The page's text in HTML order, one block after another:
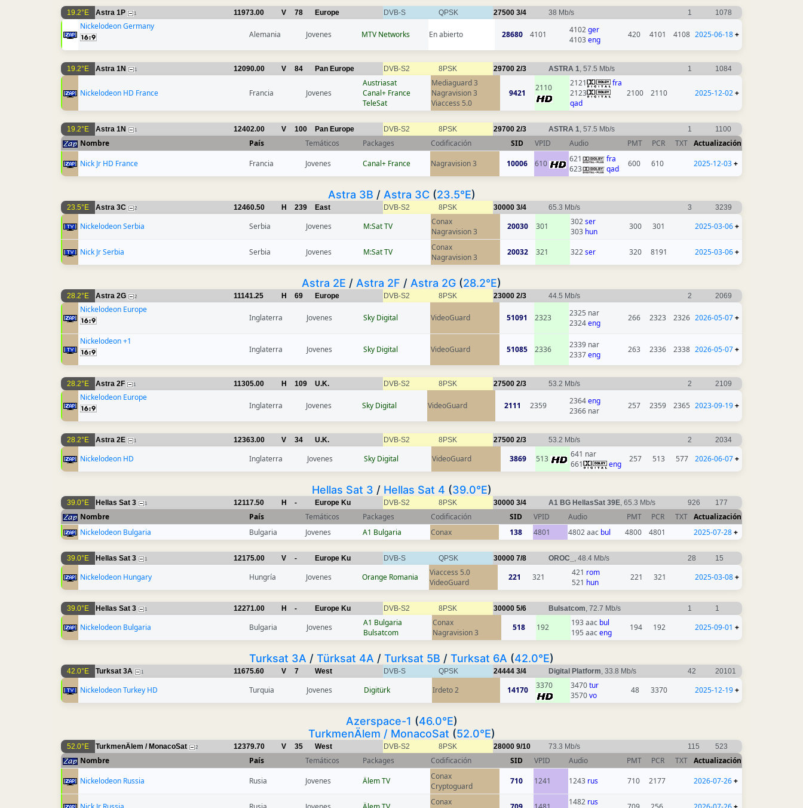
19.2°E Astra 1P 1 11973.00 V 78 Europe DVB-S QPSK 27500 3/4 38 Mb/s 1 1078
Nickelodeon Germany
Alemania
Jovenes MTV Networks En abierto 28680 4101 4102ger
4103eng
420 4101 4108 2025-06-18+
19.2°E Astra 1N 1 12090.00 V 84 Pan Europe DVB-S2 8PSK 29700 2/3 ASTRA 1, 57.5 Mb/s 1 1084
Nickelodeon HD France Francia Jovenes
Austriasat
Canal+ France
TeleSat
Mediaguard 3
Nagravision 3
Viaccess 5.0
9421
2110 2121
fra
2123
qad
2100 2110 2025-12-02+
19.2°E Astra 1N 1 12402.00 V 100 Pan Europe DVB-S2 8PSK 29700 2/3 ASTRA 1, 57.5 Mb/s 1 1100
Nombre País Temáticos Packages Codificación SID VPID Audio PMT PCR TXT Actualización
Nick Jr HD France
Francia Jovenes Canal+ France Nagravision 3 10006 610 621
fra
623
qad
600 610 2025-12-03+
Astra 3B / Astra 3C (23.5°E)
23.5°E Astra 3C 2 12460.50 H 239 East DVB-S2 8PSK 30000 3/4 65.3 Mb/s 3 3239
Nickelodeon Serbia Serbia Jovenes M:Sat TV
Conax
Nagravision 3
20030 301 302ser
303 hun
300 301 2025-03-06+
Nick Jr Serbia Serbia Jovenes M:Sat TV
Conax
Nagravision 3
20032 321 322ser 320 8191 2025-03-06+
Astra 2E / Astra 2F / Astra 2G (28.2°E)
28.2°E Astra 2G 2 11141.25 H 69 Europe DVB-S2 8PSK 23000 2/3 44.5 Mb/s 2 2069
Nickelodeon Europe
Inglaterra
Jovenes Sky Digital VideoGuard 51091 2323
2325 nar
2324eng
266 2323 2326 2026-05-07+
Nickelodeon +1
Inglaterra
Jovenes Sky Digital VideoGuard 51085 2336
2339 nar
2337eng
263 2336 2338 2026-05-07+
28.2°E Astra 2F 1 11305.00 H 109 U.K. DVB-S2 8PSK 27500 2/3 53.2 Mb/s 2 2109
Nickelodeon Europe
Inglaterra
Jovenes Sky Digital VideoGuard 2111 2359 2364eng
2366 nar
257 2359 2365 2023-09-19+
28.2°E Astra 2E 1 12363.00 V 34 U.K. DVB-S2 8PSK 27500 2/3 53.2 Mb/s 2 2034
Nickelodeon HD Inglaterra Jovenes Sky Digital VideoGuard 3869 513
641 nar
661
eng
257 513 577 2026-06-07+
Hellas Sat 3 / Hellas Sat 4 (39.0°E)
39.0°E Hellas Sat 3 1 12117.50 H - Europe Ku DVB-S2 8PSK 30000 3/4 A1 BG HellasSat 39E, 65.3 Mb/s 926 177
Nombre País Temáticos Packages Codificación SID VPID Audio PMT PCR TXT Actualización
Nickelodeon Bulgaria
Bulgaria Jovenes A1 Bulgaria Conax 138 4801 4802 aac bul 4800 4801 2025-07-28+
39.0°E Hellas Sat 3 1 12175.00 V - Europe Ku DVB-S QPSK 30000 7/8 OROC_ , 48.4 Mb/s 28 15
Nickelodeon Hungary Hungría Jovenes Orange Romania
Viaccess 5.0
VideoGuard
221 321 421 rom
521 hun
221 321 2025-03-08+
39.0°E Hellas Sat 3 1 12271.00 H - Europe Ku DVB-S2 8PSK 30000 5/6 Bulsatcom, 72.7 Mb/s 1 1
Nickelodeon Bulgaria Bulgaria Jovenes
A1 Bulgaria
Bulsatcom
Conax
Nagravision 3
518 192 193 aac bul
195 aaceng
194 192 2025-09-01 +
Turksat 3A / Türksat 4A / Turksat 5B / Turksat 6A (42.0°E)
42.0°E Turksat 3A 1 11675.60 V 7 West DVB-S QPSK 24444 3/4 Digital Platform, 33.8 Mb/s 42 20101
Nickelodeon Turkey HD Turquia Jovenes Digitürk Irdeto 2 14170 3370 3470tur
3570vo
48 3370 2025-12-19+
Azerspace-1 (46.0°E)
TurkmenÄlem / MonacoSat (52.0°E)
52.0°E TurkmenÄlem / MonacoSat 2 12379.70 V 35 West DVB-S2 8PSK 28000 9/10 73.3 Mb/s 115 523
Nombre País Temáticos Packages Codificación SID VPID Audio PMT PCR TXT Actualización
Nickelodeon Russia
Rusia Jovenes Älem TV
Conax
Cryptoguard
710 1241 1243 rus 710 2177 2026-07-26+
Conax
1482 rus